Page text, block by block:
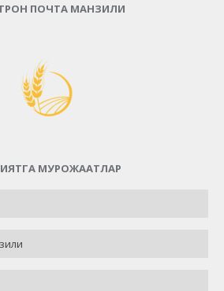
ПОЧТА МАНЗИЛИ
МУРОЖААТЛАР